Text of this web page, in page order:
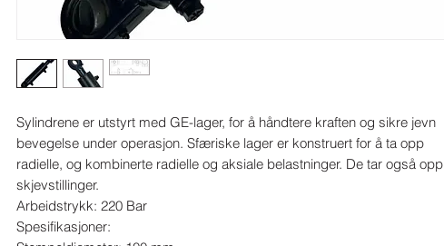
Sylindrene er utstyrt med GE-lager, for å håndtere kraften og sikre jevn
bevegelse under operasjon. Sfæriske lager er konstruert for å ta opp
radielle, og kombinerte radielle og aksiale belastninger. De tar også opp
skjevstillinger.
Arbeidstrykk: 220 Bar
Spesifikasjoner: